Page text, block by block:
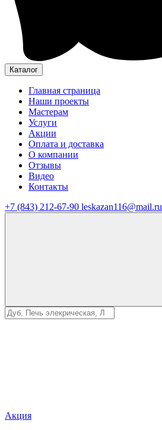
Каталог
Главная страница
Наши проекты
Мастерам
Услуги
Акции
Оплата и доставка
О компании
Отзывы
Видео
Контакты
+7 (843) 212-67-90 leskazan116@mail.ru
Акция